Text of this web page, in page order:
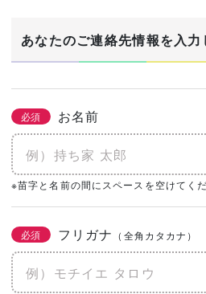
あなたのご連絡先情報を入力
必須 お名前
※苗字と名前の間にスペースを空けてくだ
必須 フリガナ （全角カタカナ）